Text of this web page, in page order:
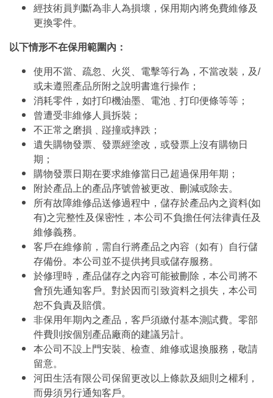
經技術員判斷為非人為損壞，保用期內將免費維修及
更換零件。
以下情形不在保用範圍內：
使用不當、疏忽、火災、電擊等行為，不當改裝，及/
或未遵照產品所附之說明書進行操作；
消耗零件，如打印機油墨、電池﹑打印便條等等；
曾遭受非維修人員拆裝；
不正常之磨損﹑踫撞或摔跌；
遺失購物發票、發票經塗改，或發票上沒有購物日
期；
購物發票日期在要求維修當日己超過保用年期；
附於產品上的產品序號曾被更改、刪減或除去。
所有故障維修品送修過程中，儲存於產品內之資料(如
有)之完整性及保密性，本公司不負擔任何法律責任及
維修義務。
客戶在維修前，需自行將產品之內容（如有）自行儲
存備份。本公司並不提供拷貝或儲存服務。
於修理時，產品儲存之內容可能被刪除，本公司將不
會預先通知客戶。對於因而引致資料之損失，本公司
恕不負責及賠償。
非保用年期內之產品，客戶須繳付基本測試費。零部
件費則按個別產品廠商的建議另計。
本公司不設上門安裝、檢查、維修或退換服務，敬請
留意。
河田生活有限公司保留更改以上條款及細則之權利，
而毋須另行通知客戶。